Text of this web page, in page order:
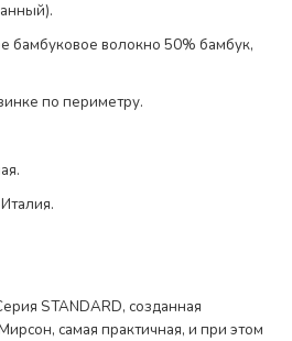
бамбуковое волокно 50% бамбук,
по периметру.
STANDARD, созданная
самая практичная, и при этом